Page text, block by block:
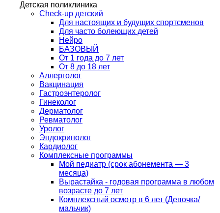
Детская поликлиника
Check-up детский
Для настоящих и будущих спортсменов
Для часто болеющих детей
Нейро
БАЗОВЫЙ
От 1 года до 7 лет
От 8 до 18 лет
Аллерголог
Вакцинация
Гастроэнтеролог
Гинеколог
Дерматолог
Ревматолог
Уролог
Эндокринолог
Кардиолог
Комплексные программы
Мой педиатр (срок абонемента — 3
месяца)
Вырастайка - годовая программа в любом
возрасте до 7 лет
Комплексный осмотр в 6 лет (Девочка/
мальчик)